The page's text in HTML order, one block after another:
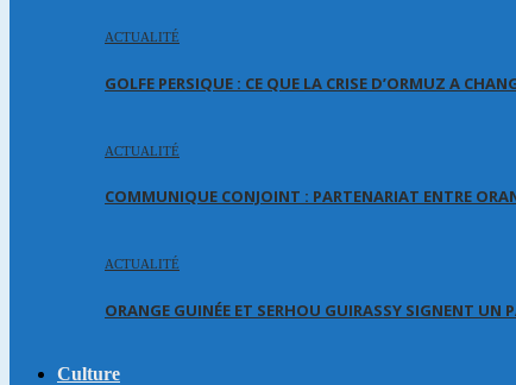
ACTUALITÉ
GOLFE PERSIQUE : CE QUE LA CRISE D’ORMUZ A
ACTUALITÉ
COMMUNIQUE CONJOINT : PARTENARIAT ENTRE
ACTUALITÉ
ORANGE GUINÉE ET SERHOU GUIRASSY SIGNENT UN
Culture